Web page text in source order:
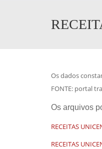
Os dados
FONTE: portal
Os arquivos
RECEITAS
RECEITAS